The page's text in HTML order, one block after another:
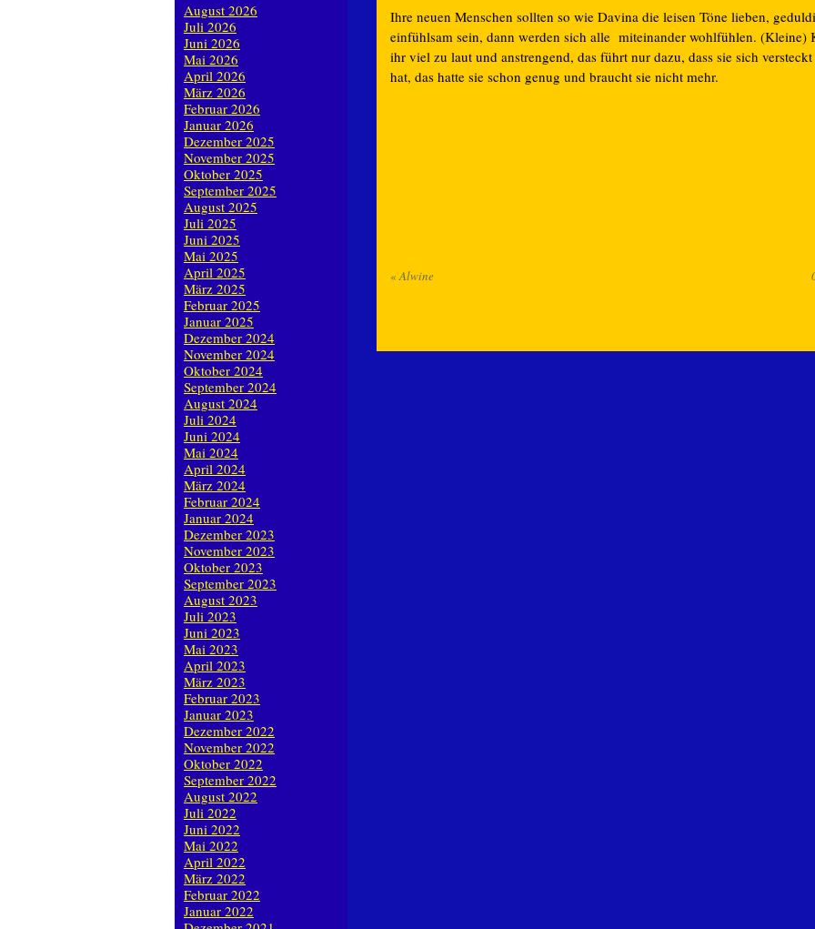
Ihre neuen Menschen sollten so wie Davina die leisen Töne lieben,
einfühlsam sein, dann werden sich alle miteinander wohlfühlen. (Kleine)
ihr viel zu laut und anstrengend, das führt nur dazu, dass sie sich
hat, das hatte sie schon genug und braucht sie nicht mehr.
«Alwine
August 2026
Juli 2026
Juni 2026
Mai 2026
April 2026
März 2026
Februar 2026
Januar 2026
Dezember 2025
November 2025
Oktober 2025
September 2025
August 2025
Juli 2025
Juni 2025
Mai 2025
April 2025
März 2025
Februar 2025
Januar 2025
Dezember 2024
November 2024
Oktober 2024
September 2024
August 2024
Juli 2024
Juni 2024
Mai 2024
April 2024
März 2024
Februar 2024
Januar 2024
Dezember 2023
November 2023
Oktober 2023
September 2023
August 2023
Juli 2023
Juni 2023
Mai 2023
April 2023
März 2023
Februar 2023
Januar 2023
Dezember 2022
November 2022
Oktober 2022
September 2022
August 2022
Juli 2022
Juni 2022
Mai 2022
April 2022
März 2022
Februar 2022
Januar 2022